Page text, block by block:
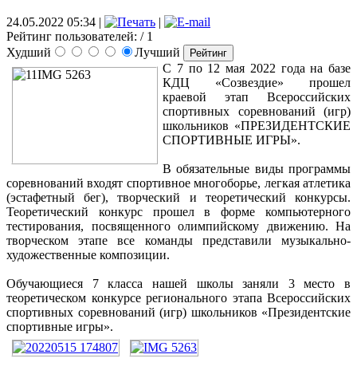
24.05.2022 05:34 |
|
Рейтинг пользователей: / 1
Худший
Лучший
С 7 по 12 мая 2022 года на базе
КДЦ «Созвездие» прошел
краевой этап Всероссийских
спортивных соревнований (игр)
школьников «ПРЕЗИДЕНТСКИЕ
СПОРТИВНЫЕ ИГРЫ».
В обязательные виды программы
соревнований входят спортивное многоборье, легкая атлетика
(эстафетный бег), творческий и теоретический конкурсы.
Теоретический конкурс прошел в форме компьютерного
тестирования, посвященного олимпийскому движению. На
творческом этапе все команды представили музыкально-
художественные композиции.
Обучающиеся 7 класса нашей школы заняли 3 место в
теоретическом конкурсе регионального этапа Всероссийских
спортивных соревнований (игр) школьников «Президентские
спортивные игры».